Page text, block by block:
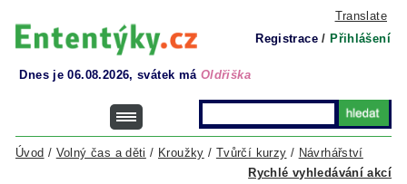
Translate
Registrace / Přihlášení
Dnes je 06.08.2026, svátek má Oldřiška
Rychlé vyhledávání akcí
Úvod / Volný čas a děti / Kroužky / Tvůrčí kurzy / Návrhářství